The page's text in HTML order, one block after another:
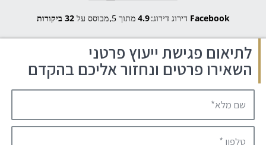
Facebook דירוג דירוג:4.9 מתוך 5, מבוסס על32 ביקורות
לתיאום פגישת ייעוץ פרטני
השאירו פרטים ונחזור אליכם בהקדם